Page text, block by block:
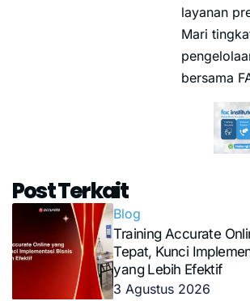
layanan
Mari
bersama
Post Terkait
Blog
Training Accurate
Tepat, Kunci
yang Lebih Efektif
3 Agustus 2026